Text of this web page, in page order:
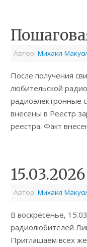
Автор: Михаил Макуси
После получения
любительской
радиоэлектронные
внесены в Реестр
реестра. Факт
Автор: Михаил Макуси
В воскресенье,
радиолюбителей
Приглашаем всех